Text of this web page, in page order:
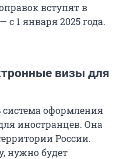
вступят в
с 1 января 2025 года.
визы для
система оформления
иностранцев. Она
России.
нужно будет